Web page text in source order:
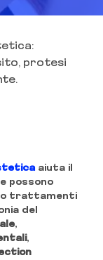
protesi
aiuta il
possono
trattamenti
del
,
,